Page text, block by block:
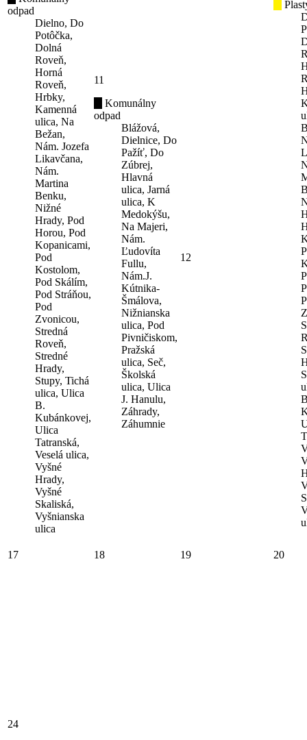
odpad
Dielno, Do
Potôčka,
Dolná
Roveň,
Horná
Roveň,
Hrbky,
Kamenná
ulica, Na
Bežan,
Nám. Jozefa
Likavčana,
Nám.
Martina
Benku,
Nižné
Hrady, Pod
Horou, Pod
Kopanicami,
Pod
Kostolom,
Pod Skálím,
Pod Stráňou,
Pod
Zvonicou,
Stredná
Roveň,
Stredné
Hrady,
Stupy, Tichá
ulica, Ulica
B.
Kubánkovej,
Ulica
Tatranská,
Veselá ulica,
Vyšné
Hrady,
Vyšné
Skaliská,
Vyšnianska
ulica
11
Komunálny
odpad
Blážová,
Dielnice, Do
Pažíť, Do
Zúbrej,
Hlavná
ulica, Jarná
ulica, K
Medokýšu,
Na Majeri,
Nám.
Ľudovíta
Fullu,
Nám.J.
Kútnika-
Šmálova,
Nižnianska
ulica, Pod
Pivničiskom,
Pražská
ulica, Seč,
Školská
ulica, Ulica
J. Hanulu,
Záhrady,
Záhumnie
12
17 18 19 20
24